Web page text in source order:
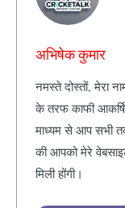
अभिषेक कुमार
नमस्ते दोस्तों, मेरा
के तरफ काफी
माध्यम से आप सभी
की आपको मेरे
मिली होंगी।